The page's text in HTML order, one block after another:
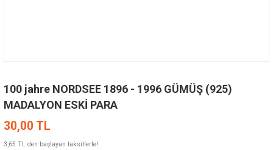
100 jahre NORDSEE 1896 - 1996 GÜMÜŞ (925)
MADALYON ESKİ PARA
30,00 TL
3,65 TL den başlayan taksitlerle!